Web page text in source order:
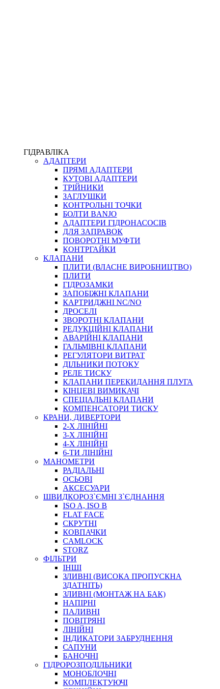
ФІТИНГИ ДІАГНОСТИЧНІ
АКСЕСУАРИ
ТРУБКИ ТА КОМПЛЕКТУЮЧІ
ФІТИНГИ ГІДРАВЛІЧНІ
ФІТИНГИ КОНДИЦІОНЕРНІ
ЗАХИСТ РУКАВІВ
ФІТИНГИ KARCHER
ФІТИНГИ НА ПІДЙОМ КАБІНИ
КОНЕКТОРИ
ХОМУТИ
ЧЕРВ`ЯЧНІ
ПРУЖИННІ
НЕЙЛОНОВІ
ПРОРЕЗИНЕНІ
АВТОТОВАРИ
АВТОХІМІЯ
ДОМКРАТИ
НАБОРИ ЗАПОБІЖНИКІВ, КЛЕМ, АКСЕСУАРІВ
НАСОСИ, КОМПРЕСОРИ, МАНОМЕТРИ
ПАСТА, АНТИСЕПТИК
ІНСТРУМЕНТ
САДОВИЙ ІНВЕНТАР
ЕЛЕКТРИЧНІ ПРИЛАДИ
ПАЛЬНИКИ, ПАЯЛЬНИКИ, ПАЯЛЬНІ ЛАМПИ
ІНСТРУМЕНТИ ДЛЯ ЕЛЕКТРИКА
ЕЛЕКТРОІНСТРУМЕНТИ
ЗАМКИ І КОМПЛЕКТУЮЧІ
ІНСТРУМЕНТИ ДЛЯ ЗВАРЮВАННЯ, АКСЕСУАРИ
ГІДРАВЛІКА
АДАПТЕРИ
ПРЯМІ АДАПТЕРИ
КУТОВІ АДАПТЕРИ
ТРІЙНИКИ
ЗАГЛУШКИ
КОНТРОЛЬНІ ТОЧКИ
БОЛТИ BANJO
АДАПТЕРИ ГІДРОНАСОСІВ
ДЛЯ ЗАПРАВОК
ПОВОРОТНІ МУФТИ
КОНТРГАЙКИ
КЛАПАНИ
ПЛИТИ (ВЛАСНЕ ВИРОБНИЦТВО)
ПЛИТИ
ГІДРОЗАМКИ
ЗАПОБІЖНІ КЛАПАНИ
КАРТРИДЖНІ NC/NO
ДРОСЕЛІ
ЗВОРОТНІ КЛАПАНИ
РЕДУКЦІЙНІ КЛАПАНИ
АВАРІЙНІ КЛАПАНИ
ГАЛЬМІВНІ КЛАПАНИ
РЕГУЛЯТОРИ ВИТРАТ
ДІЛЬНИКИ ПОТОКУ
РЕЛЕ ТИСКУ
КЛАПАНИ ПЕРЕКИДАННЯ ПЛУГА
КІНЦЕВІ ВИМИКАЧІ
СПЕЦІАЛЬНІ КЛАПАНИ
КОМПЕНСАТОРИ ТИСКУ
КРАНИ, ДИВЕРТОРИ
2-Х ЛІНІЙНІ
3-Х ЛІНІЙНІ
4-Х ЛІНІЙНІ
6-ТИ ЛІНІЙНІ
МАНОМЕТРИ
РАДІАЛЬНІ
ОСЬОВІ
АКСЕСУАРИ
ШВИДКОРОЗ`ЄМНІ З`ЄДНАННЯ
ISO A, ISO B
FLAT FACE
СКРУТНІ
КОВПАЧКИ
CAMLOCK
STORZ
ФІЛЬТРИ
ІНШІ
ЗЛИВНІ (ВИСОКА ПРОПУСКНА
ЗДАТНІТЬ)
ЗЛИВНІ (МОНТАЖ НА БАК)
НАПІРНІ
ПАЛИВНІ
ПОВІТРЯНІ
ЛІНІЙНІ
ІНДИКАТОРИ ЗАБРУДНЕННЯ
САПУНИ
БАНОЧНІ
ГІДРОРОЗПОДІЛЬНИКИ
МОНОБЛОЧНІ
КОМПЛЕКТУЮЧІ